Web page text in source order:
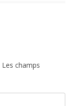
Les champs